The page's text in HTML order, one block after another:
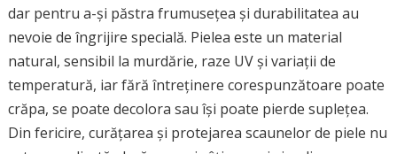
dar pentru a-și păstra frumusețea și durabilitatea au
nevoie de îngrijire specială. Pielea este un material
natural, sensibil la murdărie, raze UV și variații de
temperatură, iar fără întreținere corespunzătoare poate
crăpa, se poate decolora sau își poate pierde suplețea.
Din fericire, curățarea și protejarea scaunelor de piele nu